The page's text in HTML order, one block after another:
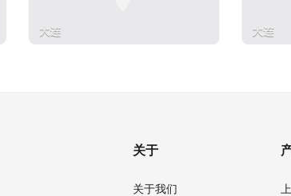
大连 大连
关于
关于我们